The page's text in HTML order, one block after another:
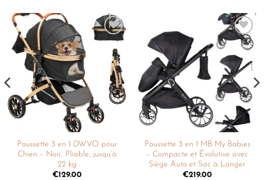
Ajouter
à la
liste de
souhaits
Poussette 3 en 1 DWVO pour
Chien – Noir, Pliable, jusqu’à
22 kg
€129.00
Ajouter
à la
liste de
souhaits
Poussette 3 en 1 MB My Babies
– Compacte et Évolutive avec
Siège Auto et Sac à Langer
€219.00